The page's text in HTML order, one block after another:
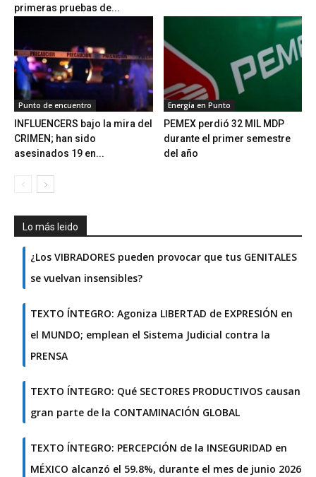
primeras pruebas de...
Punto de encuentro
INFLUENCERS bajo la mira del
CRIMEN; han sido
asesinados 19 en...
Energía en Punto
PEMEX perdió 32 MIL MDP
durante el primer semestre
del año
Lo más leido
¿Los VIBRADORES pueden provocar que tus GENITALES
se vuelvan insensibles?
TEXTO ÍNTEGRO: Agoniza LIBERTAD de EXPRESIÓN en
el MUNDO; emplean el Sistema Judicial contra la
PRENSA
TEXTO ÍNTEGRO: Qué SECTORES PRODUCTIVOS causan
gran parte de la CONTAMINACIÓN GLOBAL
TEXTO ÍNTEGRO: PERCEPCIÓN de la INSEGURIDAD en
MÉXICO alcanzó el 59.8%, durante el mes de junio 2026